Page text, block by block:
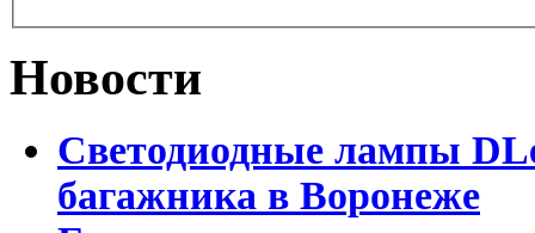
Новости
Светодиодные лампы
багажника в Воронеже